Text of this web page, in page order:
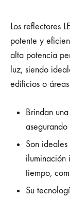
Los reflectores
potente y
alta potencia
luz, siendo
edificios o
Brindan
Son
iluminación
tiempo,
Su